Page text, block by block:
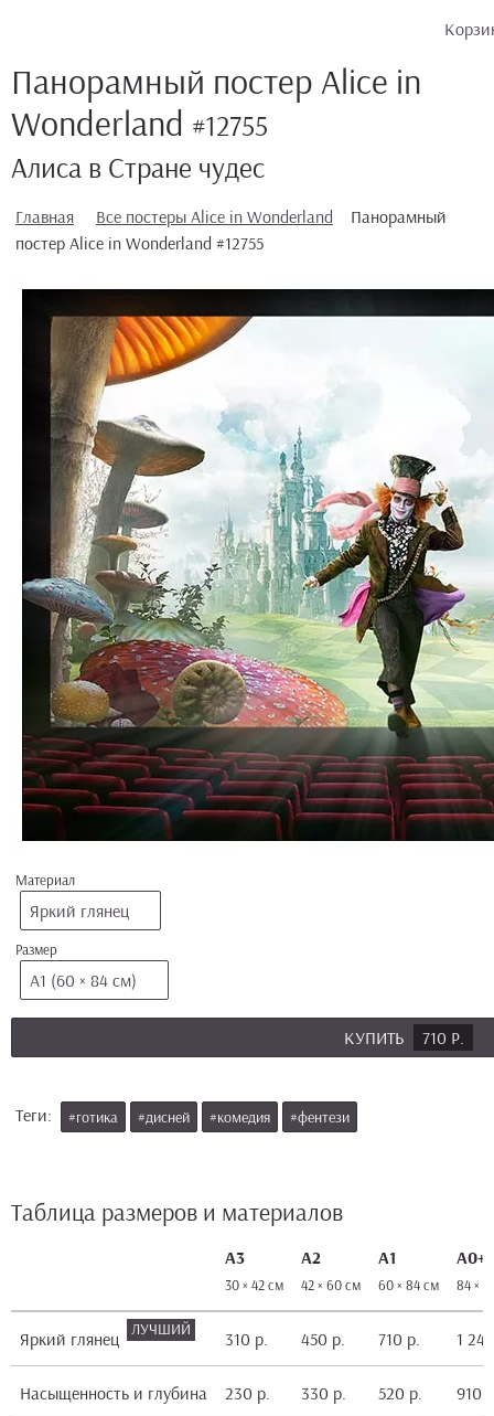
Панорамный постер Alice in
Wonderland #12755
Алиса в Стране чудес
Главная Все постеры Alice in Wonderland
Панорамный
постер Alice in Wonderland #12755
Материал
Яркий глянец
Размер
А1 (60 × 84 см)
КУПИТЬ 710 Р.
Теги: #готика #дисней #комедия #фентези
Таблица размеров и материалов
А3
30 × 42 см
А2
42 × 60 см
А1
60 × 84 см
А0+
84 ×
Яркий глянец 310 р. 450 р. 710 р. 1
Насыщенность и глубина 230 р. 330 р. 520 р. 910